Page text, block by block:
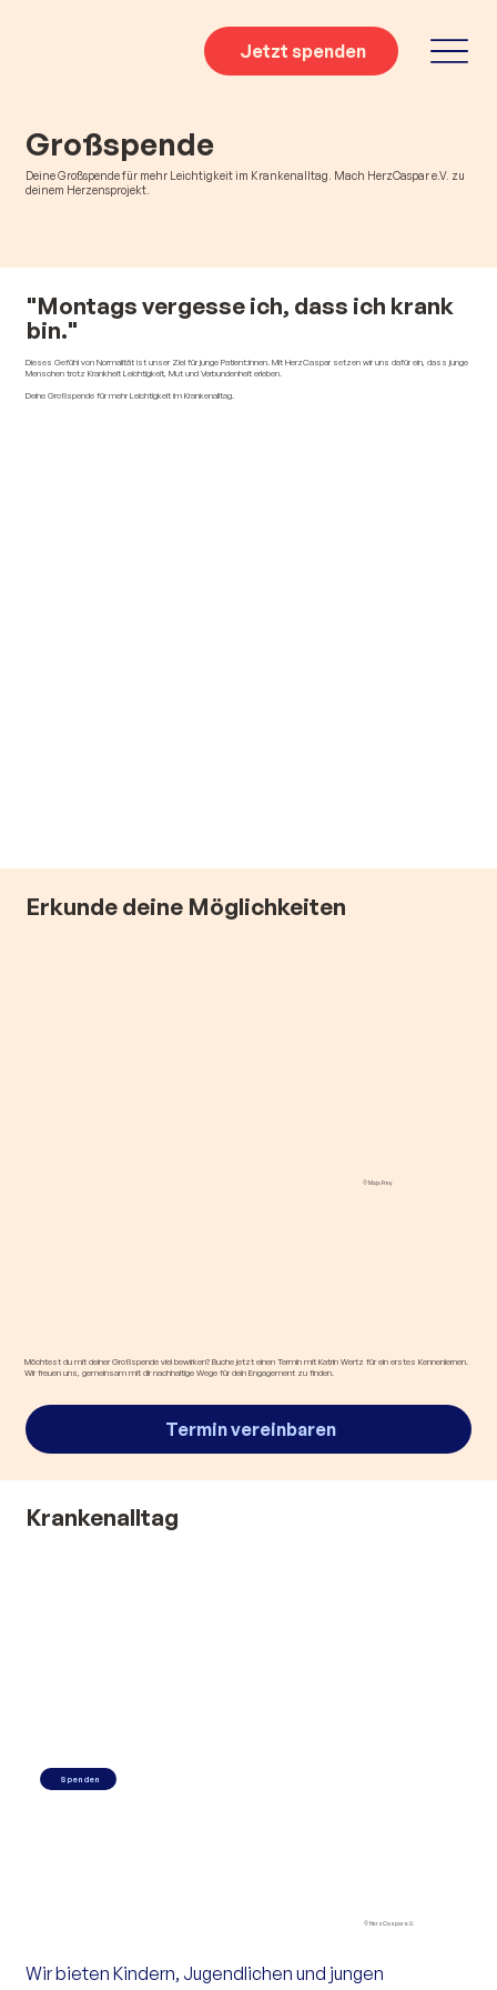
Jetzt spenden
Großspende
Deine Großspende für mehr Leichtigkeit im Krankenalltag. Mach HerzCaspar e.V. zu
deinem Herzensprojekt.
"Montags vergesse ich, dass ich krank
bin."
Dieses Gefühl von Normalität ist unser Ziel für junge Patient:innen. Mit HerzCaspar setzen wir uns dafür ein, dass junge
Menschen trotz Krankheit Leichtigkeit, Mut und Verbundenheit erleben.
Deine Großspende für mehr Leichtigkeit im Krankenalltag.
Krankenalltag
Spenden
© HerzCaspar e.V.
Wir bieten Kindern, Jugendlichen und jungen
Erkunde deine Möglichkeiten
Möchtest du mit deiner Großspende viel bewirken? Buche jetzt einen Termin mit Katrin Wertz für ein erstes Kennenlernen.
Wir freuen uns, gemeinsam mit dir nachhaltige Wege für dein Engagement zu finden.
© Maja Frey
Termin vereinbaren